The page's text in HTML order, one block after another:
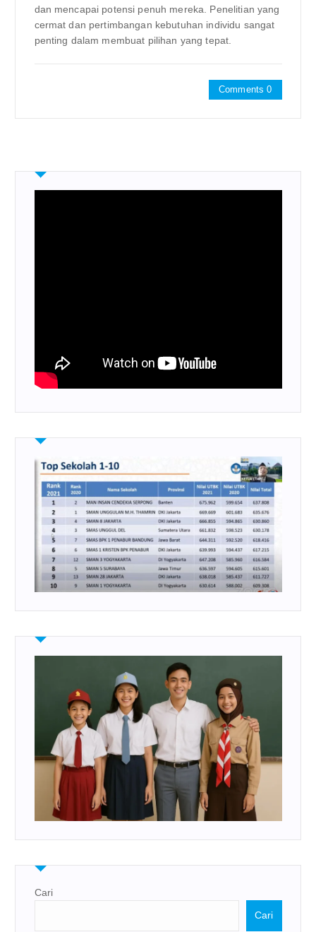
dan mencapai potensi penuh mereka. Penelitian yang
cermat dan pertimbangan kebutuhan individu sangat
penting dalam membuat pilihan yang tepat.
Comments 0
Cari
Cari